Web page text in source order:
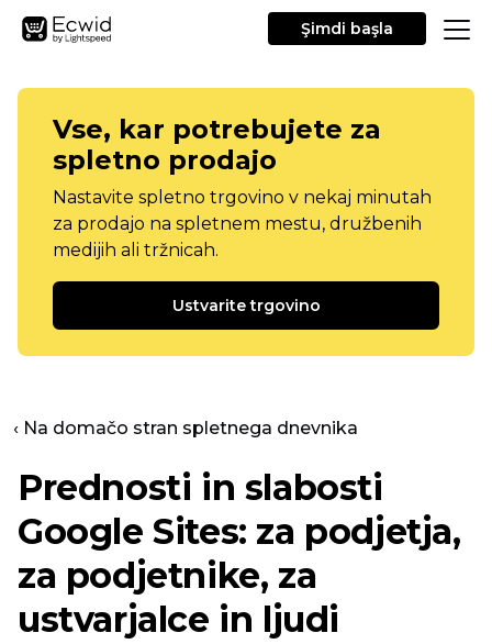
Şimdi başla
Vse, kar potrebujete za
spletno prodajo
Nastavite spletno trgovino v nekaj minutah
za prodajo na spletnem mestu, družbenih
medijih ali tržnicah.
Ustvarite trgovino
‹ Na domačo stran spletnega dnevnika
Prednosti in slabosti
Google Sites: za podjetja,
za podjetnike, za
ustvarjalce in ljudi